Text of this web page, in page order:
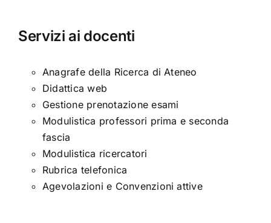
Servizi ai docenti
Anagrafe della Ricerca di Ateneo
Didattica web
Gestione prenotazione esami
Modulistica professori prima e seconda
fascia
Modulistica ricercatori
Rubrica telefonica
Agevolazioni e Convenzioni attive